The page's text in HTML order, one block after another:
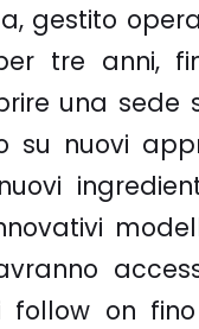
gestito
tre anni,
una sede
su nuovi
follow on